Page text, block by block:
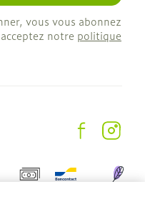
vous vous abonnez
notre politique